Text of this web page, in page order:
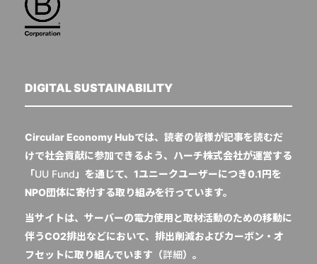
DIGITAL SUSTAINABILITY
Circular Economy Hubでは、読者の皆様が記事を読むだ
けで社会貢献に参加できるよう、ハーチ株式会社が運営する
「UU Fund 」を通じて、1ユニークユーザーにつき0.1円を
NPO団体に寄付する取り組みを行っています。
当サイトは、サーバーの電力使用と取材活動のための移動に
伴うCO2排出などにおいて、排出削減およびカーボン・オ
フセットに取り組んでいます（詳細）。